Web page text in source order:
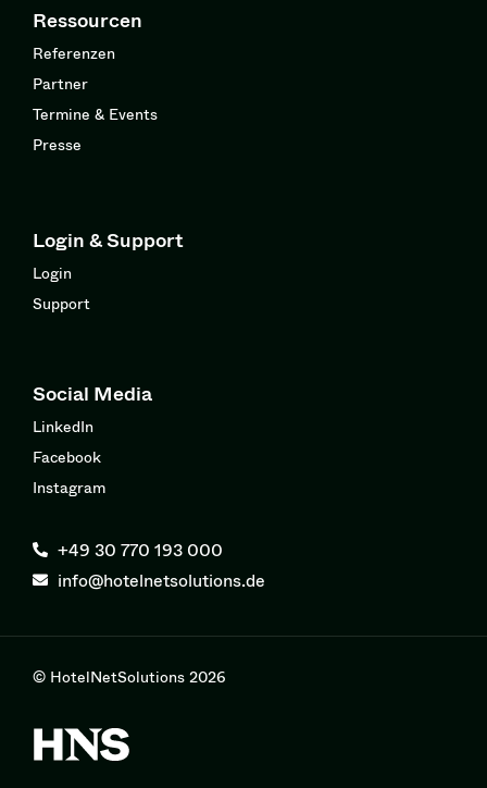
Ressourcen
Referenzen
Partner
Termine & Events
Presse
Login & Support
Login
Support
Social Media
LinkedIn
Facebook
Instagram
+49 30 770 193 000
info@hotelnetsolutions.de
© HotelNetSolutions 2026